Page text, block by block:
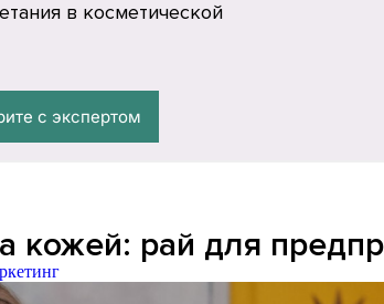
в косметической
с экспертом
кожей: рай для